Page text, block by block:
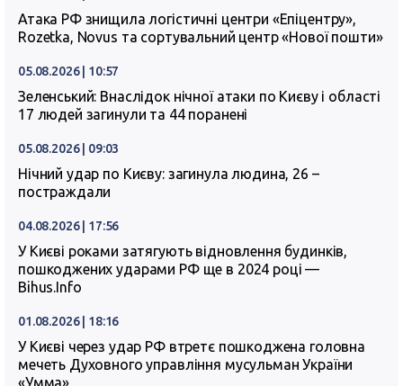
Атака РФ знищила логістичні центри «Епіцентру»,
Rozetka, Novus та сортувальний центр «Нової пошти»
05.08.2026 | 10:57
Зеленський: Внаслідок нічної атаки по Києву і області
17 людей загинули та 44 поранені
05.08.2026 | 09:03
Нічний удар по Києву: загинула людина, 26 –
постраждали
04.08.2026 | 17:56
У Києві роками затягують відновлення будинків,
пошкоджених ударами РФ ще в 2024 році —
Bihus.Info
01.08.2026 | 18:16
У Києві через удар РФ втретє пошкоджена головна
мечеть Духовного управління мусульман України
«Умма»